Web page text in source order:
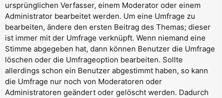
ursprünglichen Verfasser, einem Moderator oder einem
Administrator bearbeitet werden. Um eine Umfrage zu
bearbeiten, ändere den ersten Beitrag des Themas; dieser
ist immer mit der Umfrage verknüpft. Wenn niemand eine
Stimme abgegeben hat, dann können Benutzer die Umfrage
löschen oder die Umfrageoption bearbeiten. Sollte
allerdings schon ein Benutzer abgestimmt haben, so kann
die Umfrage nur noch von Moderatoren oder
Administratoren geändert oder gelöscht werden. Dadurch